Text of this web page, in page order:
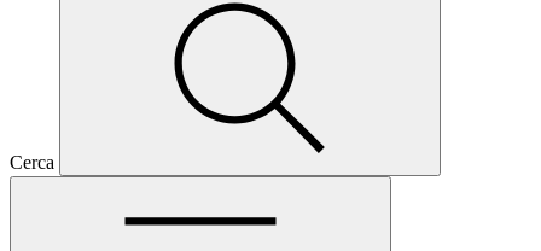
Cerca